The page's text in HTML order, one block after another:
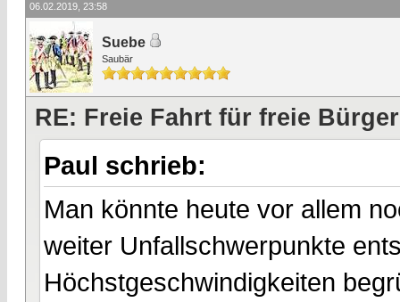
06.02.2019, 23:58
Suebe
Saubär
RE: Freie Fahrt für freie Bürger
Paul schrieb:
Man könnte heute vor allem
weiter Unfallschwerpunkte
Höchstgeschwindigkeiten